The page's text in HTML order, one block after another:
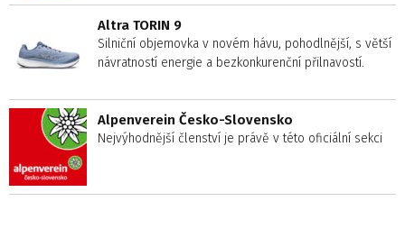
Altra TORIN 9
Silniční objemovka v novém hávu, pohodlnější, s větší
návratností energie a bezkonkurenční přilnavostí.
Alpenverein Česko-Slovensko
Nejvýhodnější členství je právě v této oficiální sekci